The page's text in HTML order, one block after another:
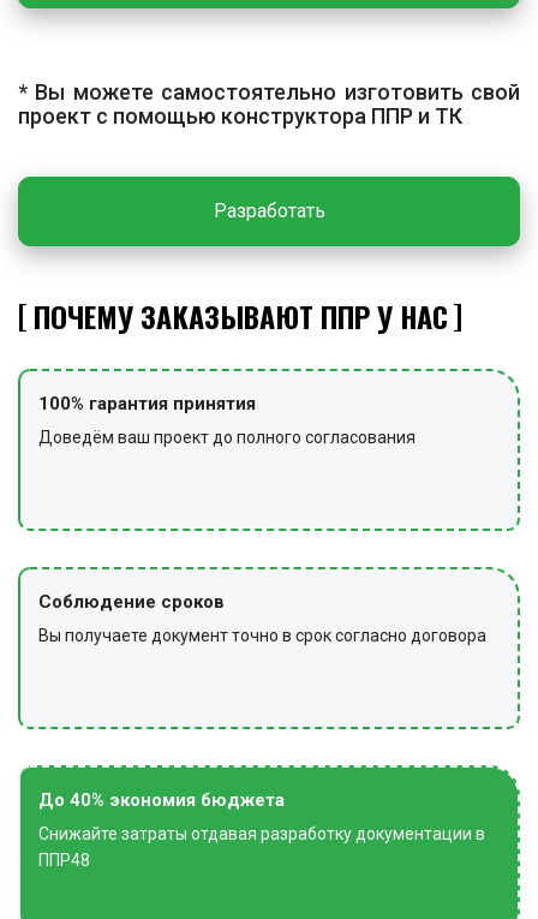
грунта.
По завершении работ участок очищают от мусора,
технологическую оснастку, инструмент и инвентарь
* Вы можете самостоятельно изготовить свой
проект с помощью конструктора ППР и ТК
Разработать
ПОЧЕМУ ЗАКАЗЫВАЮТ ППР У НАС
100% гарантия принятия
Доведём ваш проект до полного согласования
Соблюдение сроков
Вы получаете документ точно в срок согласно договора
До 40% экономия бюджета
Снижайте затраты отдавая разработку документации в
ППР48